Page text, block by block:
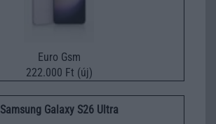
Euro Gsm
222.000 Ft (új)
Samsung Galaxy S26 Ultra